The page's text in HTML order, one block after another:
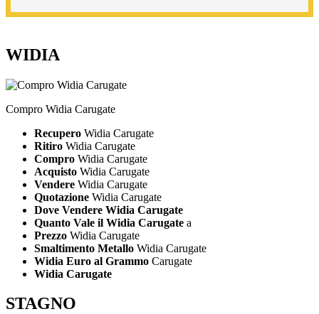
WIDIA
Compro Widia Carugate
Recupero Widia Carugate
Ritiro Widia Carugate
Compro Widia Carugate
Acquisto Widia Carugate
Vendere Widia Carugate
Quotazione Widia Carugate
Dove Vendere Widia Carugate
Quanto Vale il Widia Carugate a
Prezzo Widia Carugate
Smaltimento Metallo Widia Carugate
Widia Euro al Grammo Carugate
Widia Carugate
STAGNO